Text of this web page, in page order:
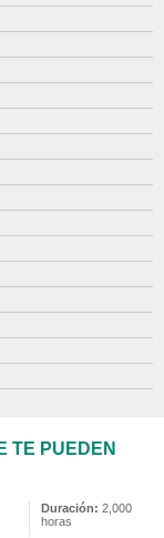
TE PUEDEN
Duración: 2,000
horas